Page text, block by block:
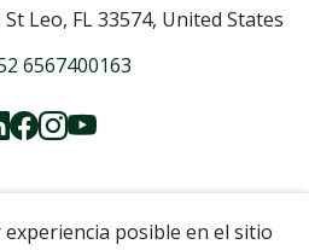
Leo, FL 33574, United States
6567400163
posible en el sitio